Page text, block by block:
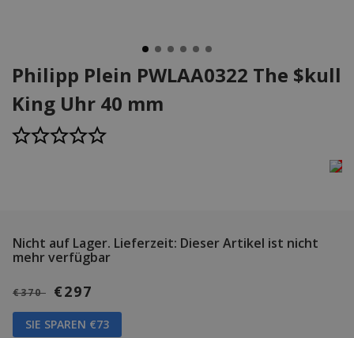
Philipp Plein PWLAA0322 The $kull
King Uhr 40 mm
Nicht auf Lager. Lieferzeit: Dieser Artikel ist nicht
mehr verfügbar
€370 €297
SIE SPAREN €73